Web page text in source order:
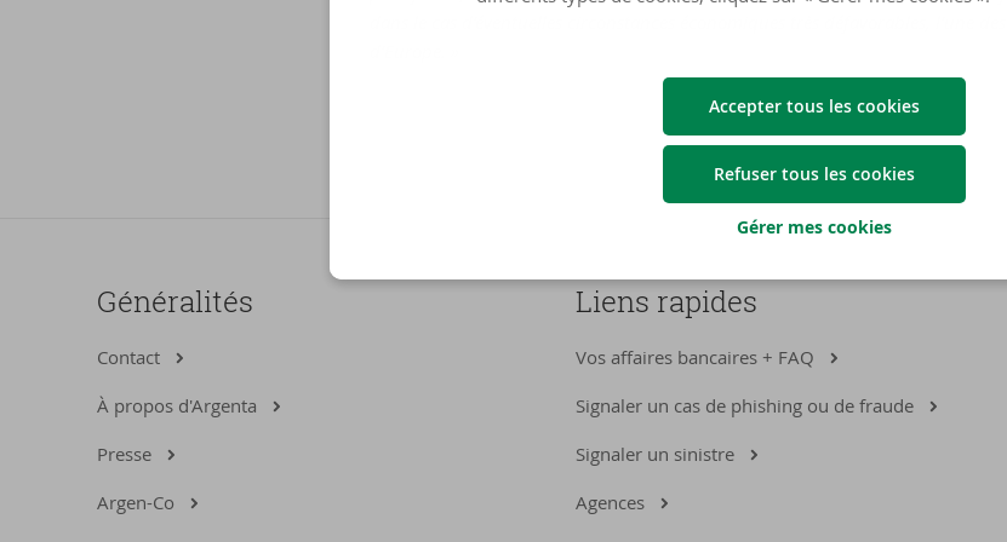
Accepter tous les cookies
Refuser tous les cookies
Gérer mes cookies
Généralités
Contact
À propos d'Argenta
Presse
Argen-Co
Liens rapides
Vos affaires bancaires + FAQ
Signaler un cas de phishing ou de fraude
Signaler un sinistre
Agences